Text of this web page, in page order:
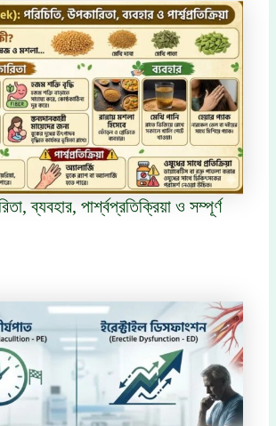
ব্যবহার, পার্শ্বপ্রতিক্রিয়া ও সম্পূর্ণ